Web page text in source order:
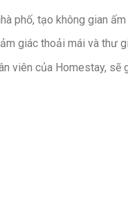
phố, tạo không gian
giác thoải mái và thư
viên của Homestay, sẽ